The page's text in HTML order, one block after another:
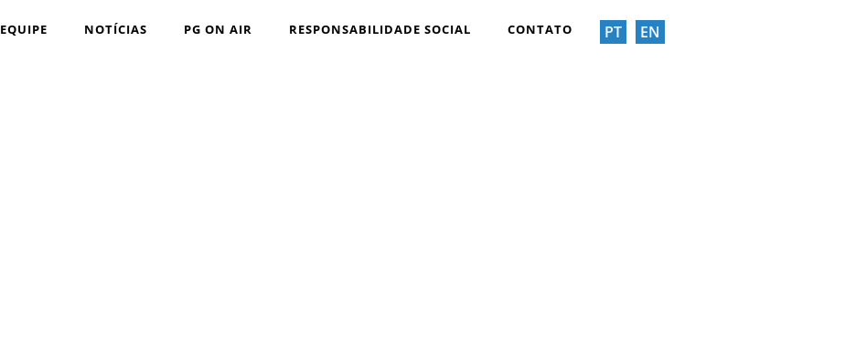
EQUIPE NOTÍCIAS PG ON AIR RESPONSABILIDADE SOCIAL CONTATO PT EN